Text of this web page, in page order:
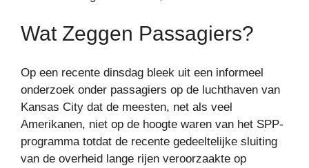
Wat Zeggen Passagiers?
Op een recente dinsdag bleek uit een informeel
onderzoek onder passagiers op de luchthaven van
Kansas City dat de meesten, net als veel
Amerikanen, niet op de hoogte waren van het SPP-
programma totdat de recente gedeeltelijke sluiting
van de overheid lange rijen veroorzaakte op